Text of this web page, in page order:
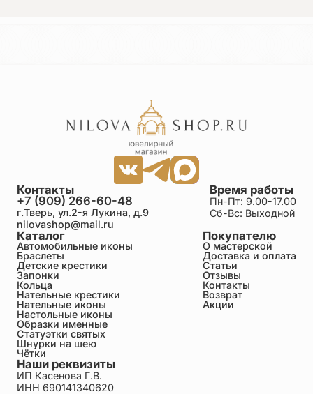
Каталог
Автомобильные иконы
Браслеты
Детские крестики
Запонки
Кольца
Нательные крестики
Нательные иконы
Настольные иконы
Образки именные
Статуэтки святых
Шнурки на шею
Чётки
Покупателю
О мастерской
Доставка и оплата
Статьи
Отзывы
Контакты
Возврат
Акции
Время работы
Пн-Пт: 9.00-17.00
Сб-Вс: Выходной
Контакты
+7 (909) 266-60-48
г.Тверь, ул.2-я Лукина, д.9
nilovashop@mail.ru
Наши реквизиты
ИП Касенова Г.В.
ИНН 690141340620